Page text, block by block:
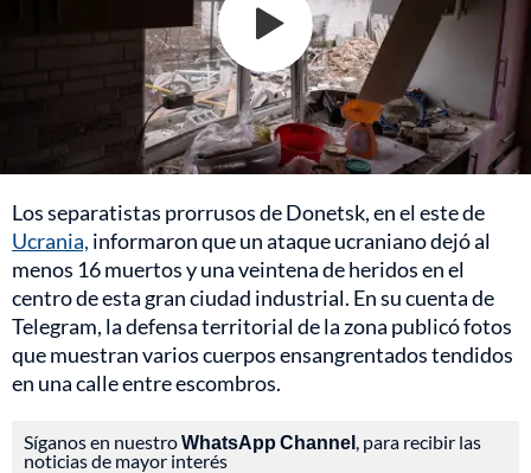
Los separatistas prorrusos de Donetsk, en el este de
Ucrania, informaron que un ataque ucraniano dejó al
menos 16 muertos y una veintena de heridos en el
centro de esta gran ciudad industrial. En su cuenta de
Telegram, la defensa territorial de la zona publicó fotos
que muestran varios cuerpos ensangrentados tendidos
en una calle entre escombros.
Síganos en nuestroWhatsApp Channel , para recibir las
noticias de mayor interés